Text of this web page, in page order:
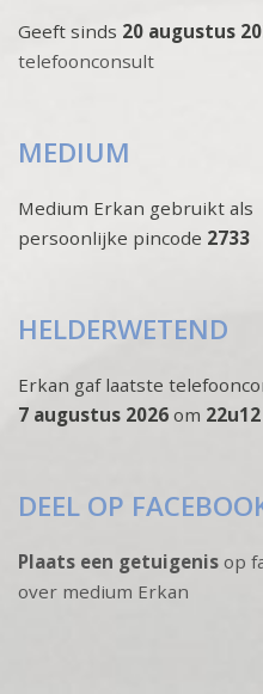
Geeft sinds 20 augustus
telefoonconsult
MEDIUM
Medium Erkan gebruikt als
persoonlijke pincode 2733
HELDERWETEND
Erkan gaf laatste
7 augustus 2026 om 22u12
DEEL OP
Plaats een getuigenis op
over medium Erkan